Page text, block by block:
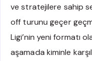
ve stratejilere sahip
off turunu geçer
Ligi’nin yeni formatı
aşamada kiminle